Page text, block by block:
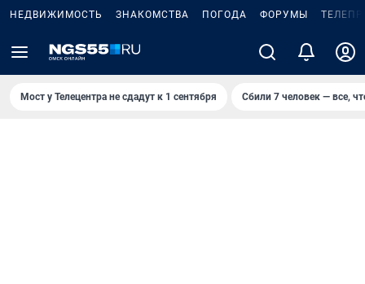
НЕДВИЖИМОСТЬ ЗНАКОМСТВА ПОГОДА ФОРУМЫ
Мост у Телецентра не сдадут к 1 сентября Сбили 7 человек — все,